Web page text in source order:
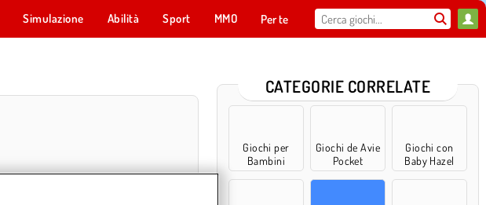
Simulazione Abilità Sport MMO Per te
CATEGORIE CORRELATE
Giochi per
Bambini
Giochi de Avie
Pocket
Giochi con
Baby Hazel